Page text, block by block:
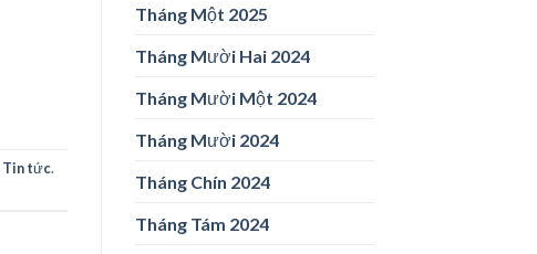
Tin tức.
Tháng Một 2025
Tháng Mười Hai 2024
Tháng Mười Một 2024
Tháng Mười 2024
Tháng Chín 2024
Tháng Tám 2024